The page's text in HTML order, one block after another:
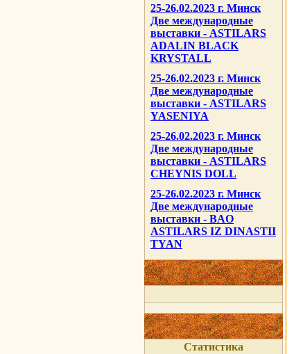
25-26.02.2023 г. Минск
Две международные
выставки - ASTILARS
ADALIN BLACK
KRYSTALL
25-26.02.2023 г. Минск
Две международные
выставки - ASTILARS
YASENIYA
25-26.02.2023 г. Минск
Две международные
выставки - ASTILARS
CHEYNIS DOLL
25-26.02.2023 г. Минск
Две международные
выставки - BAO
ASTILARS IZ DINASTII
TYAN
Статистика